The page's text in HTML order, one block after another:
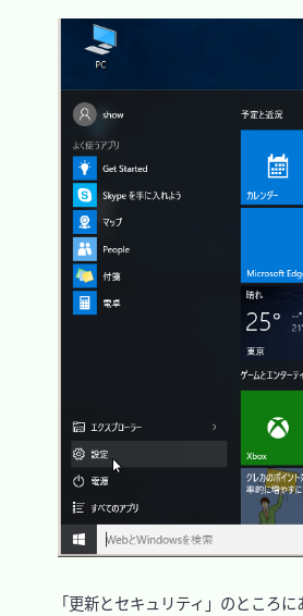
「更新とセキュリティ」のところに